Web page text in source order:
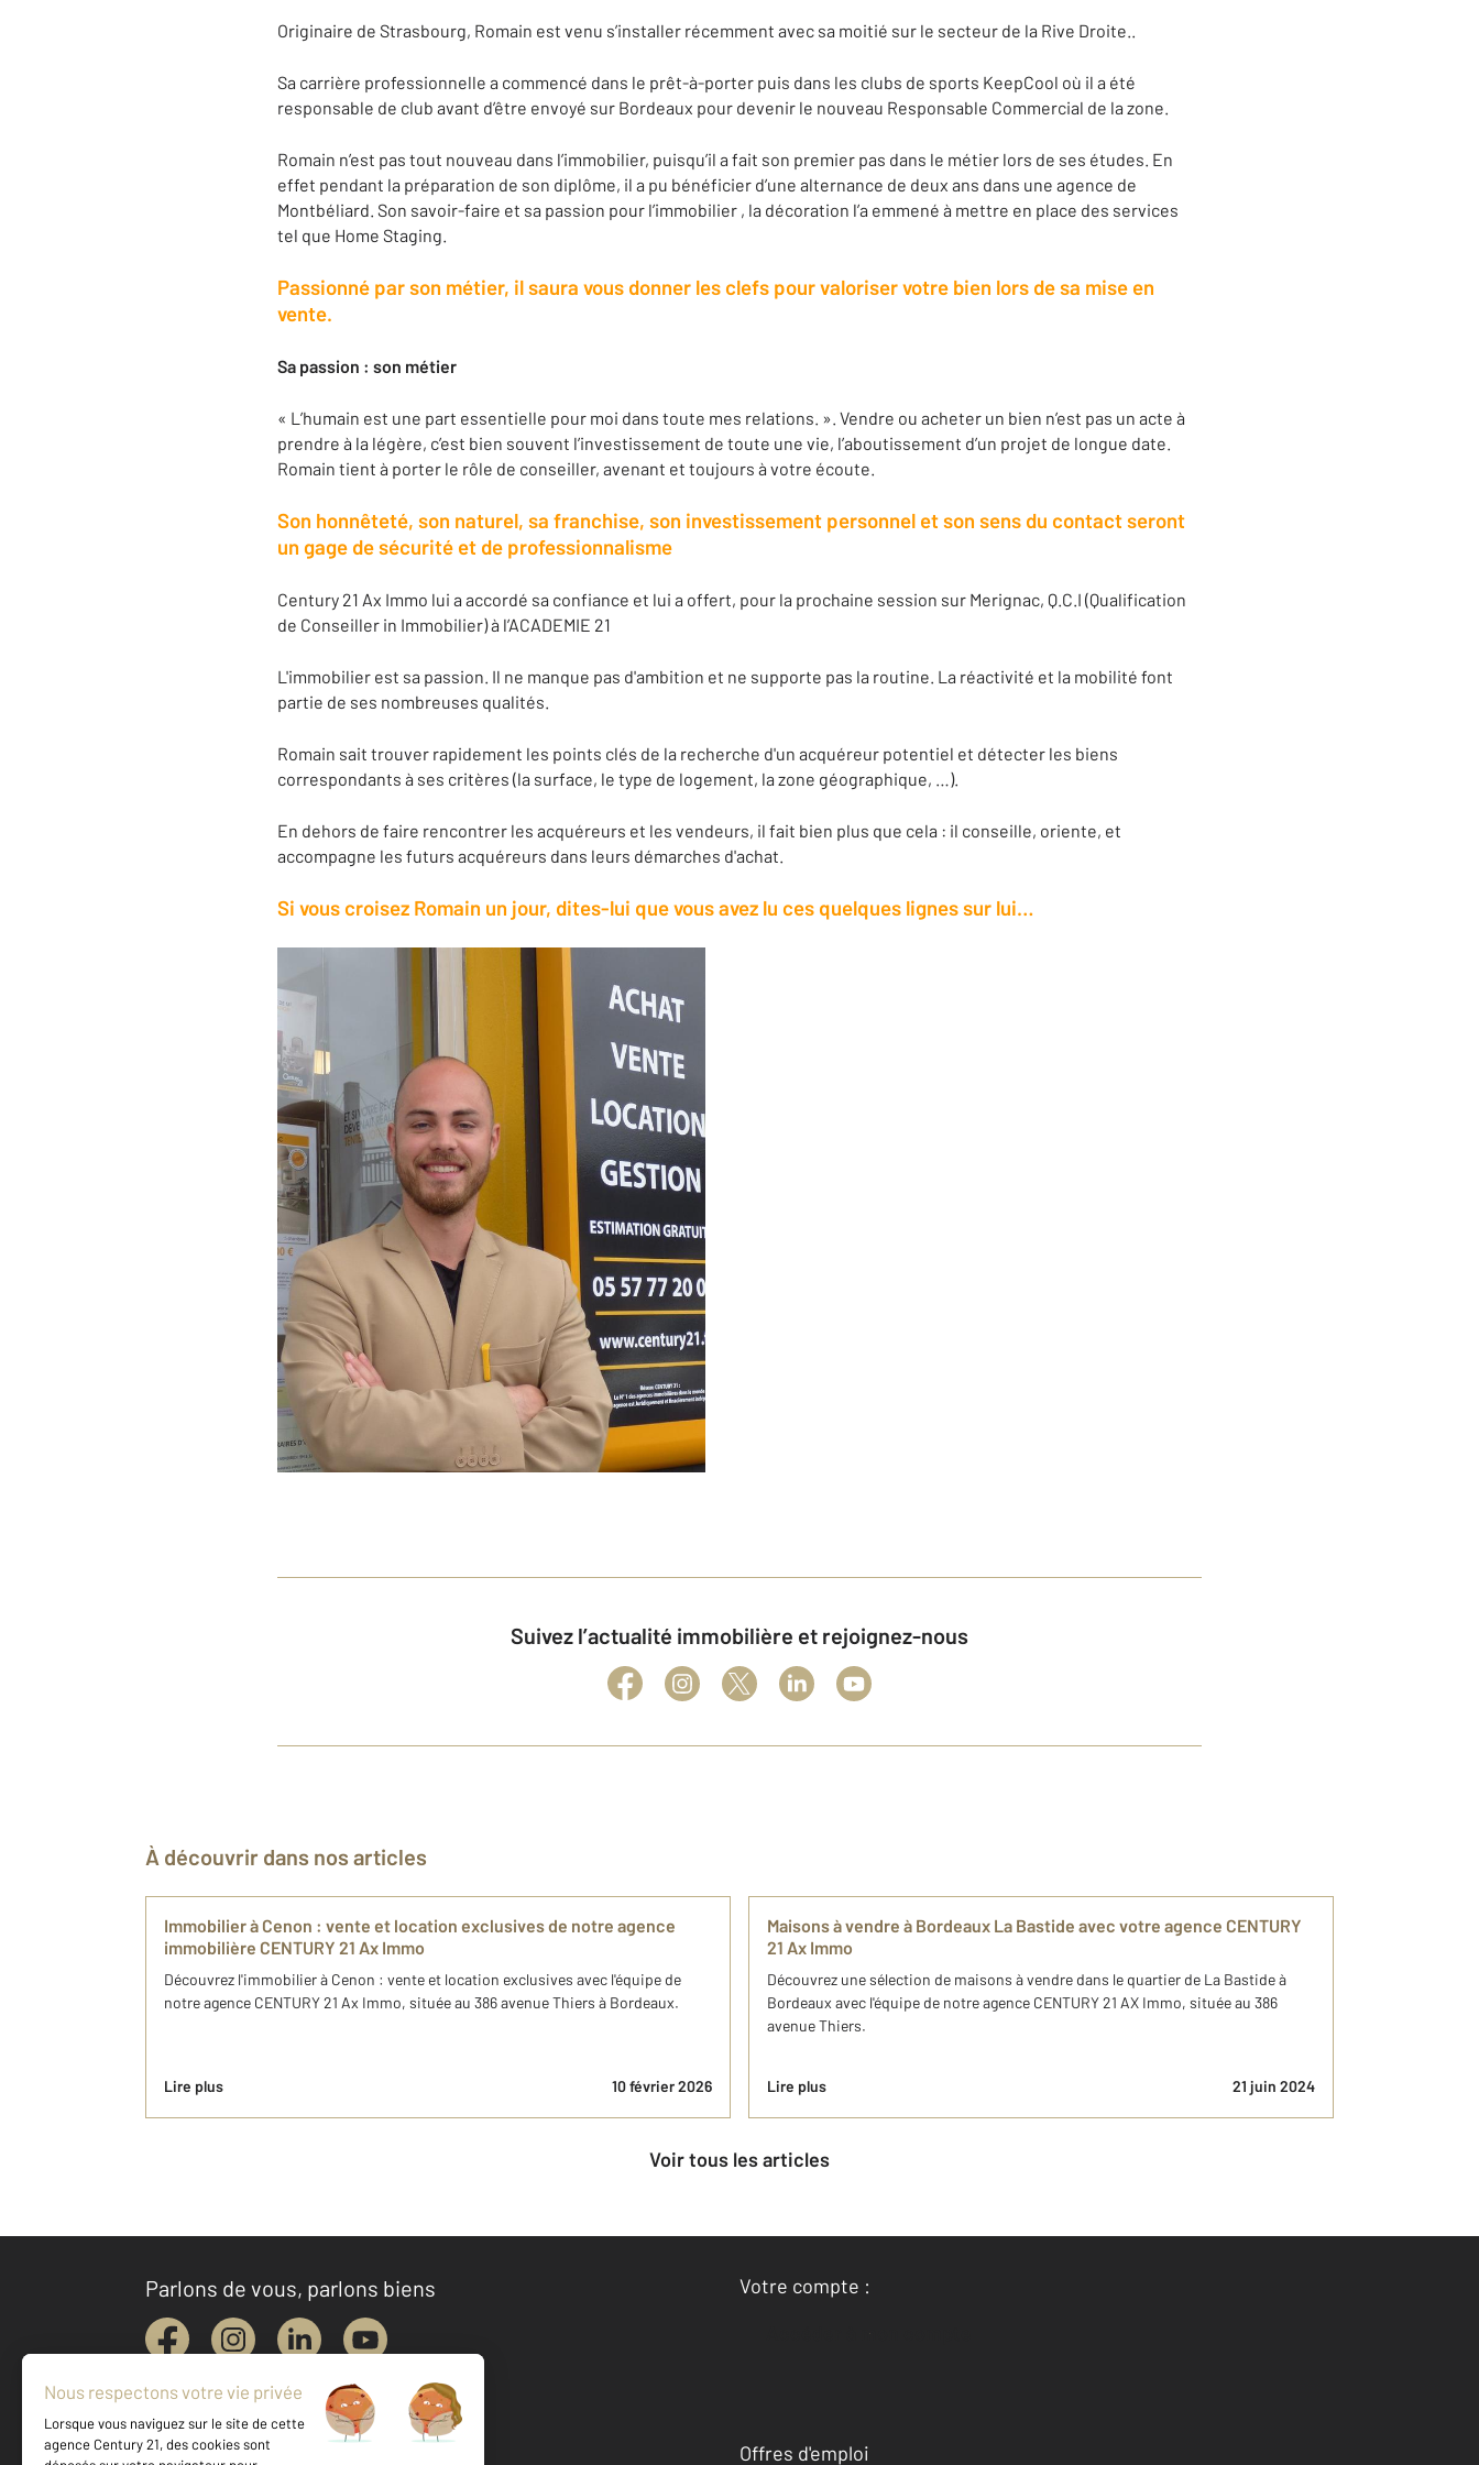
Originaire de Strasbourg, Romain est venu s’installer récemment avec sa moitié sur le secteur de la Rive Droite..
Sa carrière professionnelle a commencé dans le prêt-à-porter puis dans les clubs de sports KeepCool où il a été
responsable de club avant d’être envoyé sur Bordeaux pour devenir le nouveau Responsable Commercial de la zone.
Romain n’est pas tout nouveau dans l’immobilier, puisqu’il a fait son premier pas dans le métier lors de ses études. En
effet pendant la préparation de son diplôme, il a pu bénéficier d’une alternance de deux ans dans une agence de
Montbéliard. Son savoir-faire et sa passion pour l’immobilier , la décoration l’a emmené à mettre en place des services
tel que Home Staging.
Passionné par son métier, il saura vous donner les clefs pour valoriser votre bien lors de sa mise en
vente.
Sa passion : son métier
« L’humain est une part essentielle pour moi dans toute mes relations. ». Vendre ou acheter un bien n’est pas un acte à
prendre à la légère, c’est bien souvent l’investissement de toute une vie, l’aboutissement d’un projet de longue date.
Romain tient à porter le rôle de conseiller, avenant et toujours à votre écoute.
Son honnêteté, son naturel, sa franchise, son investissement personnel et son sens du contact seront
un gage de sécurité et de professionnalisme
Century 21 Ax Immo lui a accordé sa confiance et lui a offert, pour la prochaine session sur Merignac, Q.C.I (Qualification
de Conseiller in Immobilier) à l’ACADEMIE 21
L'immobilier est sa passion. Il ne manque pas d'ambition et ne supporte pas la routine. La réactivité et la mobilité font
partie de ses nombreuses qualités.
Romain sait trouver rapidement les points clés de la recherche d'un acquéreur potentiel et détecter les biens
correspondants à ses critères (la surface, le type de logement, la zone géographique, …).
En dehors de faire rencontrer les acquéreurs et les vendeurs, il fait bien plus que cela : il conseille, oriente, et
accompagne les futurs acquéreurs dans leurs démarches d'achat.
Si vous croisez Romain un jour, dites-lui que vous avez lu ces quelques lignes sur lui…
Suivez l’actualité immobilière et rejoignez-nous
À découvrir dans nos articles
Immobilier à Cenon : vente et location exclusives de notre agence
immobilière CENTURY 21 Ax Immo
Découvrez l'immobilier à Cenon : vente et location exclusives avec l'équipe de
notre agence CENTURY 21 Ax Immo, située au 386 avenue Thiers à Bordeaux.
Lire plus 10 février 2026
Maisons à vendre à Bordeaux La Bastide avec votre agence CENTURY
21 Ax Immo
Découvrez une sélection de maisons à vendre dans le quartier de La Bastide à
Bordeaux avec l'équipe de notre agence CENTURY 21 AX Immo, située au 386
avenue Thiers.
Lire plus 21 juin 2024
Voir tous les articles
Parlons de vous, parlons biens
Votre compte :
Accéder à mon compte
Offres d'emploi